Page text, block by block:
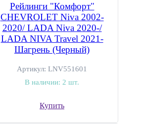
Рейлинги "Комфорт"
CHEVROLET Niva 2002-
2020/ LADA Niva 2020-/
LADA NIVA Travel 2021-
Шагрень (Черный)
Артикул: LNV551601
В наличии: 2 шт.
Купить